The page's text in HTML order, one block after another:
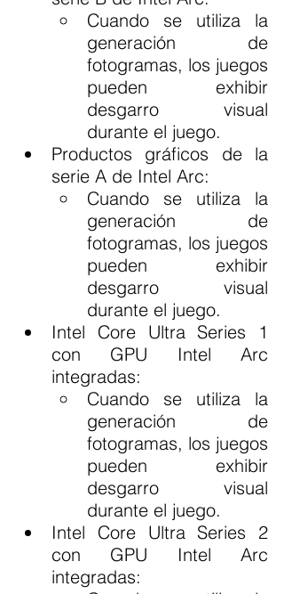
Cuando se utiliza la
generación de
fotogramas, los juegos
pueden exhibir
desgarro visual
durante el juego.
Productos gráficos de la
serie A de Intel Arc:
Cuando se utiliza la
generación de
fotogramas, los juegos
pueden exhibir
desgarro visual
durante el juego.
Intel Core Ultra Series 1
con GPU Intel Arc
integradas:
Cuando se utiliza la
generación de
fotogramas, los juegos
pueden exhibir
desgarro visual
durante el juego.
Intel Core Ultra Series 2
con GPU Intel Arc
integradas: